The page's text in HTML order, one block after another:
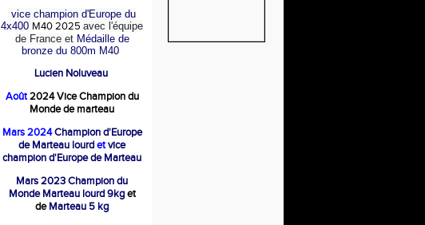
vice champion d'Europe du
4x400 M40 2025 avec l'équipe
de France et Médaille de
bronze du 800m M40
Lucien Noluveau
Août2024 Vice Champion du
Monde de marteau
Mars 2024Champion d'Europe
de Marteau lourdetvice
champion d'Europe de Marteau
Mars 2023 Champion du
Monde Marteau lourd 9kget
deMarteau 5 kg